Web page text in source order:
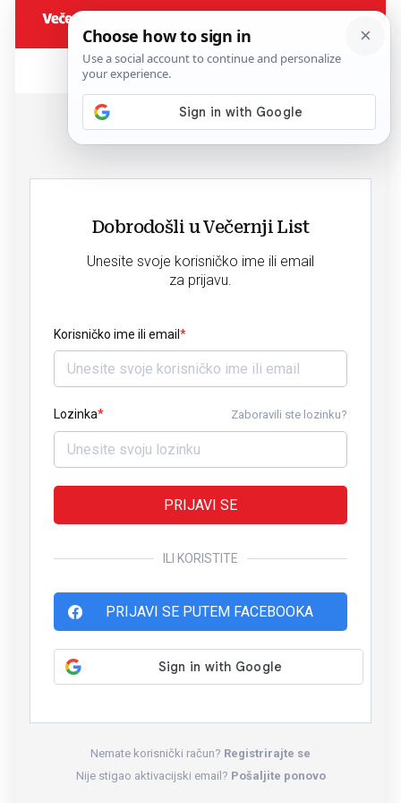
Dobrodošli u Večernji List
Unesite svoje korisničko ime ili email
za prijavu.
Korisničko ime ili email
Lozinka Zaboravili ste lozinku?
PRIJAVI SE
ILI KORISTITE
PRIJAVI SE PUTEM FACEBOOKA
Nemate korisnički račun? Registrirajte se
Nije stigao aktivacijski email? Pošaljite ponovo